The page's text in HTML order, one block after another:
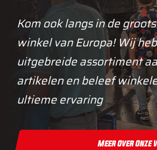
Kom ook langs in de
winkel van Europa! Wij
uitgebreide assortiment
artikelen en beleef
ultieme ervaring
Meer Over Onze